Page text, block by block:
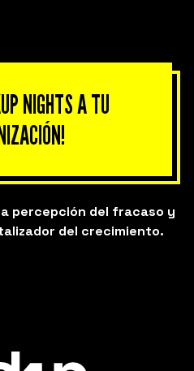
NIGHTS A TU
percepción del fracaso y
del crecimiento.